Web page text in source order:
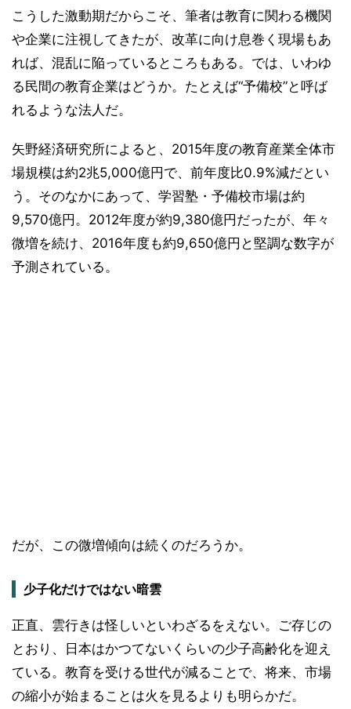
こうした激動期だからこそ、筆者は教育に関わる機関
や企業に注視してきたが、改革に向け息巻く現場もあ
れば、混乱に陥っているところもある。では、いわゆ
る民間の教育企業はどうか。たとえば“予備校”と呼ば
れるような法人だ。
矢野経済研究所によると、2015年度の教育産業全体市
場規模は約2兆5,000億円で、前年度比0.9%減だとい
う。そのなかにあって、学習塾・予備校市場は約
9,570億円。2012年度が約9,380億円だったが、年々
微増を続け、2016年度も約9,650億円と堅調な数字が
予測されている。
だが、この微増傾向は続くのだろうか。
少子化だけではない暗雲
正直、雲行きは怪しいといわざるをえない。ご存じの
とおり、日本はかつてないくらいの少子高齢化を迎え
ている。教育を受ける世代が減ることで、将来、市場
の縮小が始まることは火を見るよりも明らかだ。